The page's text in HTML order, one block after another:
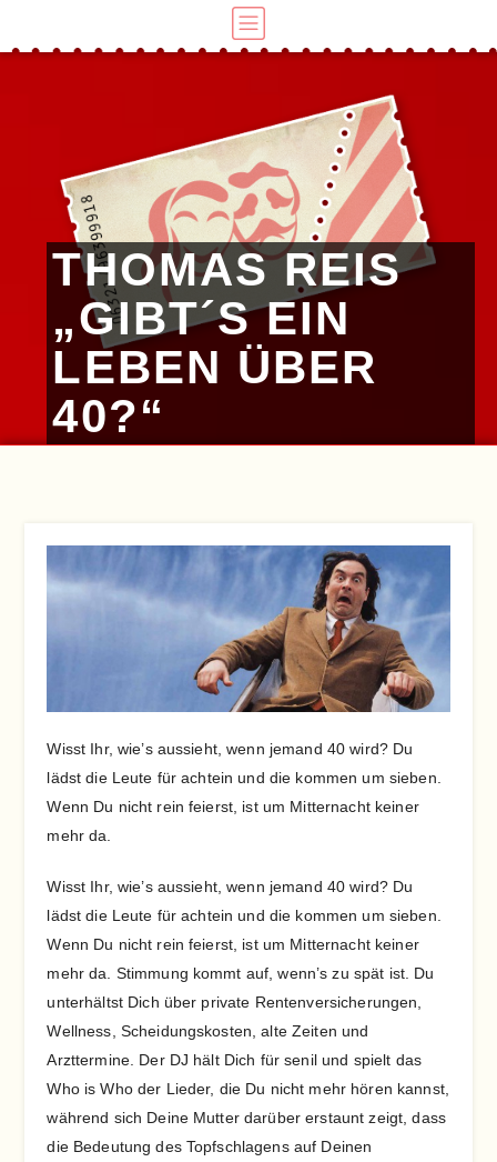
THOMAS REIS
„GIBT´S EIN
LEBEN ÜBER
40?“
Wisst Ihr, wie’s aussieht, wenn jemand 40 wird? Du
lädst die Leute für achtein und die kommen um sieben.
Wenn Du nicht rein feierst, ist um Mitternacht keiner
mehr da.
Wisst Ihr, wie’s aussieht, wenn jemand 40 wird? Du
lädst die Leute für achtein und die kommen um sieben.
Wenn Du nicht rein feierst, ist um Mitternacht keiner
mehr da. Stimmung kommt auf, wenn’s zu spät ist. Du
unterhältst Dich über private Rentenversicherungen,
Wellness, Scheidungskosten, alte Zeiten und
Arzttermine. Der DJ hält Dich für senil und spielt das
Who is Who der Lieder, die Du nicht mehr hören kannst,
während sich Deine Mutter darüber erstaunt zeigt, dass
die Bedeutung des Topfschlagens auf Deinen